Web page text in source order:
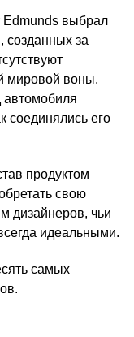
Edmunds выбрал
созданных за
мировой воны.
автомобиля
соединялись его
продуктом
свою
дизайнеров, чьи
идеальными.
самых